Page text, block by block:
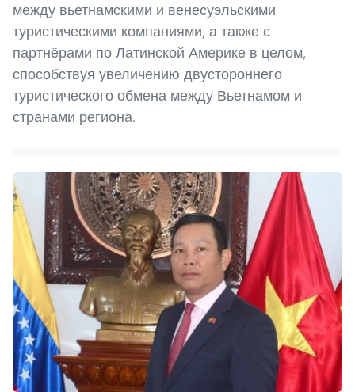
между вьетнамскими и венесуэльскими
туристическими компаниями, а также с
партнёрами по Латинской Америке в целом,
способствуя увеличению двустороннего
туристического обмена между Вьетнамом и
странами региона.